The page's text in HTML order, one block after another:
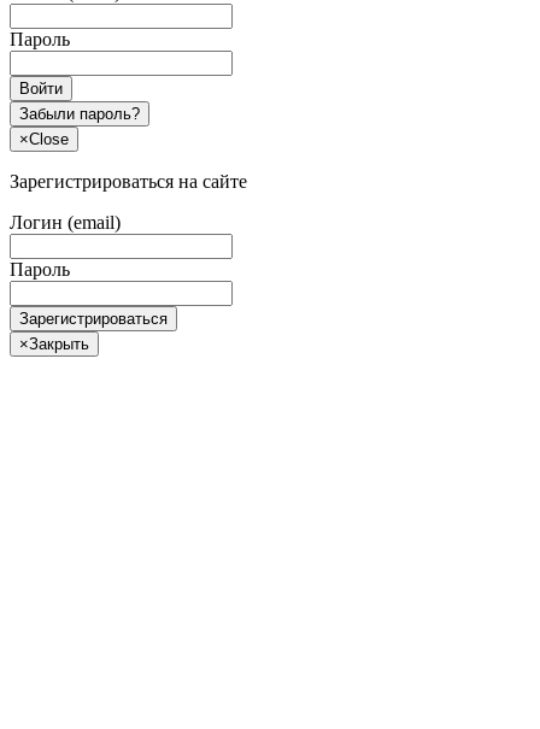
Пароль
Войти
Забыли пароль?
×Close
Зарегистрироваться на сайте
Логин (email)
Пароль
Зарегистрироваться
×Закрыть